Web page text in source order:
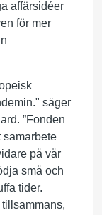
affärsidéer
för mer
säger
”Fonden
samarbete
på vår
små och
tider.